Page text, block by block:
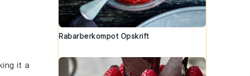
it a
Rabarberkompot Opskrift